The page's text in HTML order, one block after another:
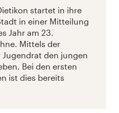
startet in ihre
in einer Mitteilung
Jahr am 23.
Mittels der
Jugendrat den jungen
Bei den ersten
ist dies bereits